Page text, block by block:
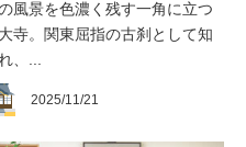
風景を色濃く残す一角に立つ
寺。関東屈指の古刹として知
、...
2025/11/21